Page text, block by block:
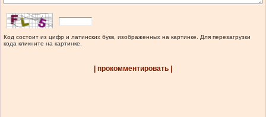
Код состоит из цифр и латинских букв, изображенных на картинке. Для перезагрузки
кода кликните на картинке.
| прокомментировать |